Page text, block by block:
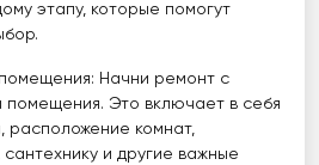
этапу, которые помогут
Начни ремонт с
помещения. Это включает в себя
расположение комнат,
и другие важные